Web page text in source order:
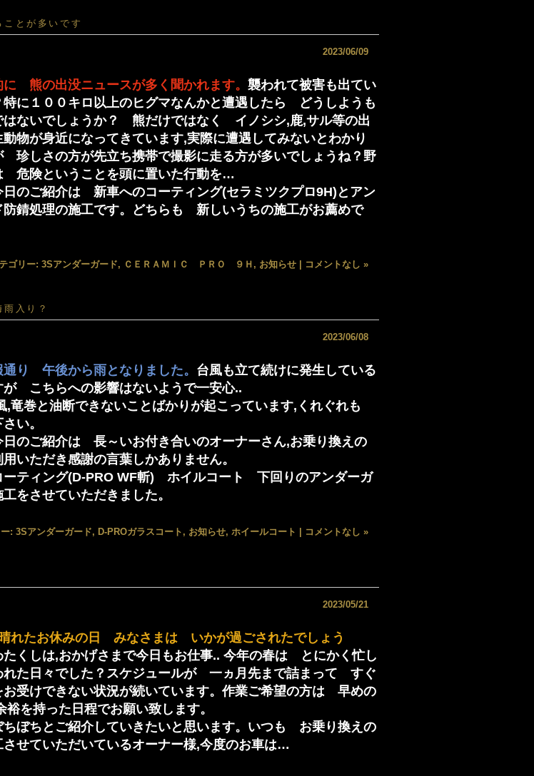
ことが多いです
2023/06/09
に 熊の出没ニュースが多く聞かれます。 襲われて被害も出てい
特に１００キロ以上のヒグマなんかと遭遇したら どうしようも
はないでしょうか？ 熊だけではなく イノシシ,鹿,サル等の出
物が身近になってきています,実際に遭遇してみないとわかり
珍しさの方が先立ち携帯で撮影に走る方が多いでしょうね？野
危険ということを頭に置いた行動を…
のご紹介は 新車へのコーティング(セラミツクプロ9H)とアン
防錆処理の施工です。どちらも 新しいうちの施工がお薦めで
ゴリー: 3Sアンダーガード, ＣＥＲＡＭＩＣ ＰＲＯ ９Ｈ , お知らせ コメントなし »
入り？
2023/06/08
通り 午後から雨となりました。 台風も立て続けに発生している
が こちらへの影響はないようで一安心..
,竜巻と油断できないことばかりが起こっています,くれぐれも
い。
のご紹介は 長～いお付き合いのオーナーさん,お乗り換えの
いただき感謝の言葉しかありません。
ーティング(D-PRO WF斬) ホイルコート 下回りのアンダーガ
をさせていただきました。
: 3Sアンダーガード, D-PROガラスコート , お知らせ, ホイールコート コメントなし »
2023/05/21
れたお休みの日 みなさまは いかが過ごされたでしょう
くしは,おかげさまで今日もお仕事.. 今年の春は とにかく忙し
れた日々でした？スケジュールが 一ヵ月先まで詰まって すぐ
お受けできない状況が続いています。作業ご希望の方は 早めの
裕を持った日程でお願い致します。
ぼちとご紹介していきたいと思います。いつも お乗り換えの
させていただいているオーナー様,今度のお車は…